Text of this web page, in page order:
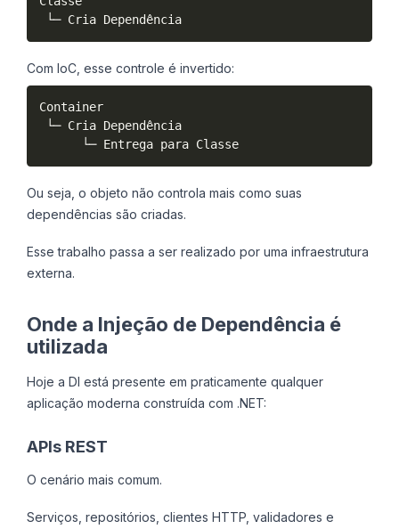
└─ Cria Dependência
Com IoC, esse controle é invertido:
Container
└─ Cria Dependência
      └─ Entrega para Classe
Ou seja, o objeto não controla mais como suas
dependências são criadas.
Esse trabalho passa a ser realizado por uma infraestrutura
externa.
Onde a Injeção de Dependência é
utilizada
Hoje a DI está presente em praticamente qualquer
aplicação moderna construída com .NET:
APIs REST
O cenário mais comum.
Serviços, repositórios, clientes HTTP, validadores e